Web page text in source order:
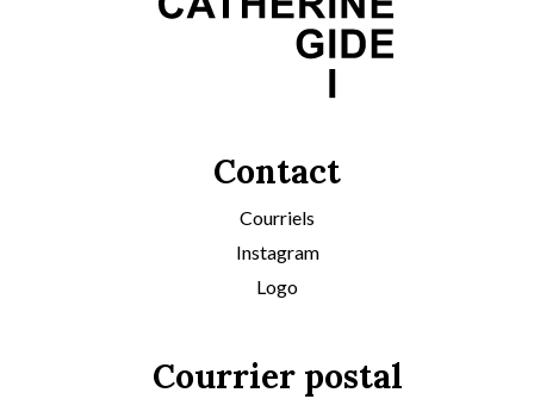
Contact
Courriels
Instagram
Logo
Courrier postal